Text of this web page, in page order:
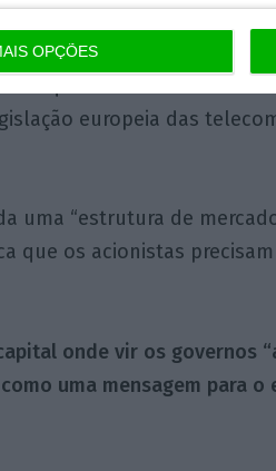
OPÇÕES
equipa, [as regras do
que se trata de um
europeia das
uma “estrutura de
que os acionistas
onde vir os governos
uma mensagem para o